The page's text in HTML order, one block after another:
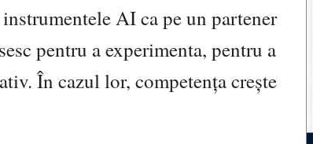
AI ca pe un partener
pentru a experimenta, pentru a
În cazul lor, competența crește